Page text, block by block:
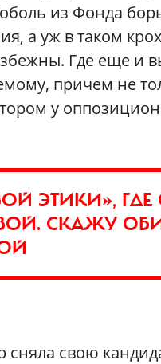
из Фонда
а уж в таком
Где еще и
причем не
у
ЭТИКИ»,
СКАЖУ
сняла свою